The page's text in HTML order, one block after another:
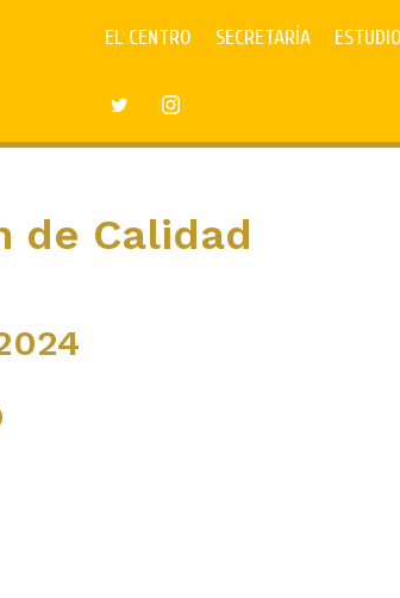
EL CENTRO SECRETARÍA
de Calidad